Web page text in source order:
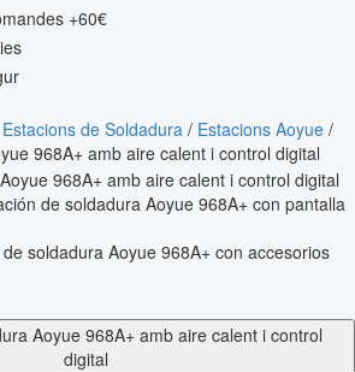
+60€
Estacions de Soldadura / Estacions Aoyue /
968A+ amb aire calent i control digital